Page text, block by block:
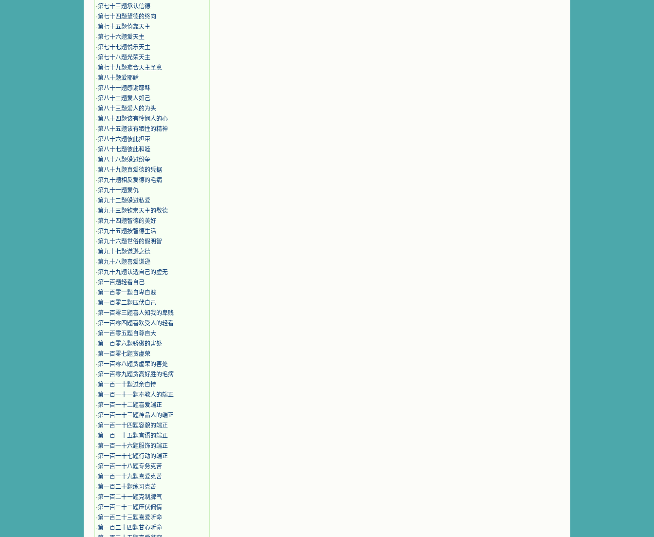
·第七十三题承认信德
·第七十四题望德的终向
·第七十五题倚靠天主
·第七十六题爱天主
·第七十七题悦乐天主
·第七十八题光荣天主
·第七十九题翕合天主圣意
·第八十题爱耶稣
·第八十一题感谢耶稣
·第八十二题爱人如己
·第八十三题爱人的为头
·第八十四题该有怜悯人的心
·第八十五题该有牺性的精神
·第八十六题彼此担带
·第八十七题彼此和睦
·第八十八题躲避纷争
·第八十九题真爱德的凭据
·第九十题相反爱德的毛病
·第九十一题爱仇
·第九十二题躲避私爱
·第九十三题钦崇天主的敬德
·第九十四题智德的美好
·第九十五题按智德生活
·第九十六题世俗的假明智
·第九十七题谦逊之德
·第九十八题喜爱谦逊
·第九十九题认透自己的虚无
·第一百题轻看自己
·第一百零一题自卑自贱
·第一百零二题压伏自己
·第一百零三题喜人知我的卑贱
·第一百零四题喜欢受人的轻看
·第一百零五题自尊自大
·第一百零六题骄傲的害处
·第一百零七题贪虚荣
·第一百零八题贪虚荣的害处
·第一百零九题贪高好胜的毛病
·第一百一十题过余自恃
·第一百一十一题奉教人的端正
·第一百一十二题喜爱端正
·第一百一十三题神品人的端正
·第一百一十四题容貌的端正
·第一百一十五题言语的端正
·第一百一十六题服饰的端正
·第一百一十七题行动的端正
·第一百一十八题专务克苦
·第一百一十九题喜爱克苦
·第一百二十题练习克苦
·第一百二十一题克制脾气
·第一百二十二题压伏偏情
·第一百二十三题喜爱听命
·第一百二十四题甘心听命